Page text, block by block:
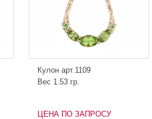
Кулон арт.1109
Вес 1.53 гр.
ЦЕНА ПО ЗАПРОСУ